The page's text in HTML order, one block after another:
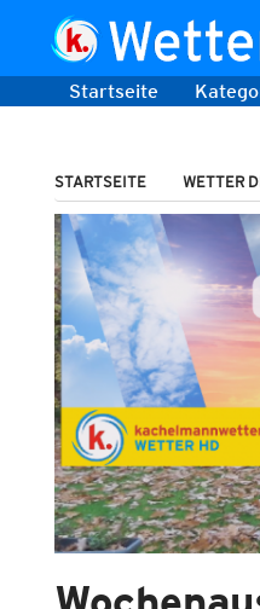
Startseite
STARTSEITE WETTER